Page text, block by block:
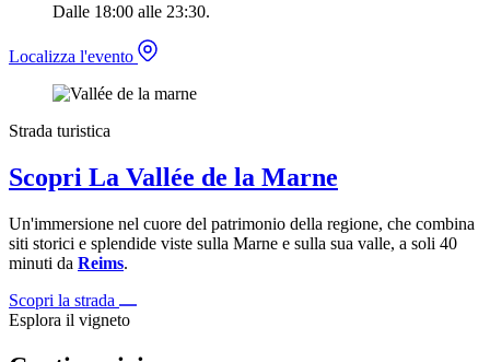
Dalle 18:00 alle 23:30.
Localizza l'evento
Strada turistica
Scopri La Vallée de la Marne
Un'immersione nel cuore del patrimonio della regione, che combina
siti storici e splendide viste sulla Marne e sulla sua valle, a soli 40
minuti da Reims.
Scopri la strada
Esplora il vigneto